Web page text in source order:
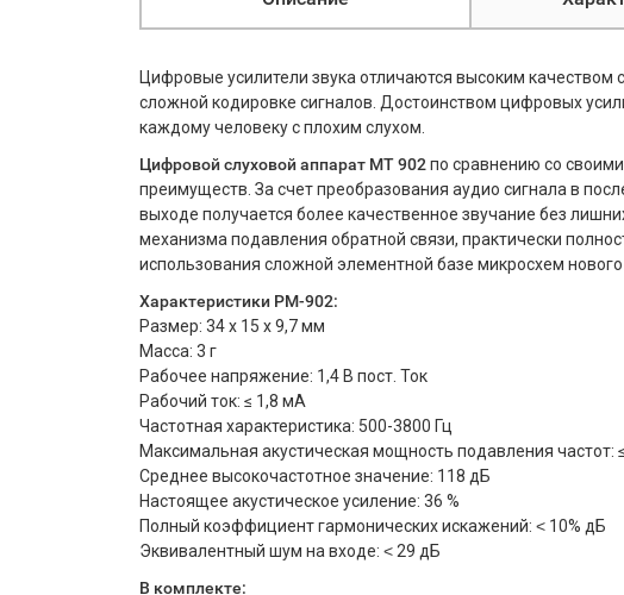
Цифровые усилители звука отличаются высоким
сложной кодировке сигналов. Достоинством цифровых
каждому человеку с плохим слухом.
Цифровой слуховой аппарат МТ 902по сравнению со
преимуществ. За счет преобразования аудио сигнала в
выходе получается более качественное звучание без
механизма подавления обратной связи, практически
использования сложной элементной базе микросхем нового
Характеристики РМ-902:
Размер: 34 х 15 х 9,7 мм
Масса: 3 г
Рабочее напряжение: 1,4 В пост. Ток
Рабочий ток: ≤ 1,8 мА
Частотная характеристика: 500-3800 Гц
Максимальная акустическая мощность подавления частот:
Среднее высокочастотное значение: 118 дБ
Настоящее акустическое усиление: 36 %
Полный коэффициент гармонических искажений: ˂ 10% дБ
Эквивалентный шум на входе: ˂ 29 дБ
В комплекте: